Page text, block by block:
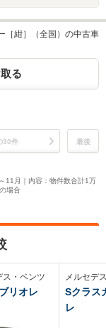
［紺］（全国）の中古車
る
30件 最後
11月｜内容：物件数合計1万
場合
ス・ベンツ
リオレ
メルセデ
Sクラス
レ